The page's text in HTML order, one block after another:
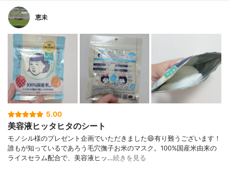
恵未
5.00
美容液ヒッタヒタのシート
モノシル様のプレゼント企画でいただきました😄有り難うございます！
誰もが知っているであろう毛穴撫子お米のマスク。100%国産米由来の
ライスセラム配合で、美容液ヒッ…続きを見る